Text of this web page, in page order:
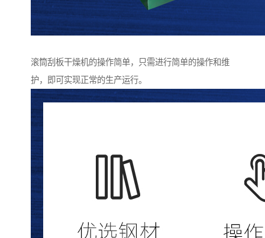
滚筒刮板干燥机的操作简单，只需进行简单的操作和维
护，即可实现正常的生产运行。